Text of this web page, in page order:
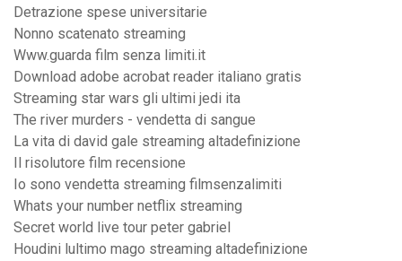
Detrazione spese universitarie
Nonno scatenato streaming
Www.guarda film senza limiti.it
Download adobe acrobat reader italiano gratis
Streaming star wars gli ultimi jedi ita
The river murders - vendetta di sangue
La vita di david gale streaming altadefinizione
Il risolutore film recensione
Io sono vendetta streaming filmsenzalimiti
Whats your number netflix streaming
Secret world live tour peter gabriel
Houdini lultimo mago streaming altadefinizione